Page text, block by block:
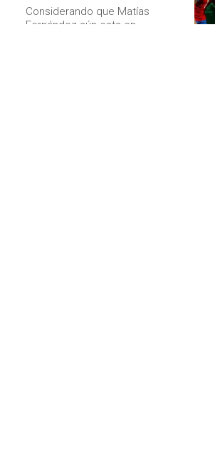
Considerando que Matías
Fernández aún esta en